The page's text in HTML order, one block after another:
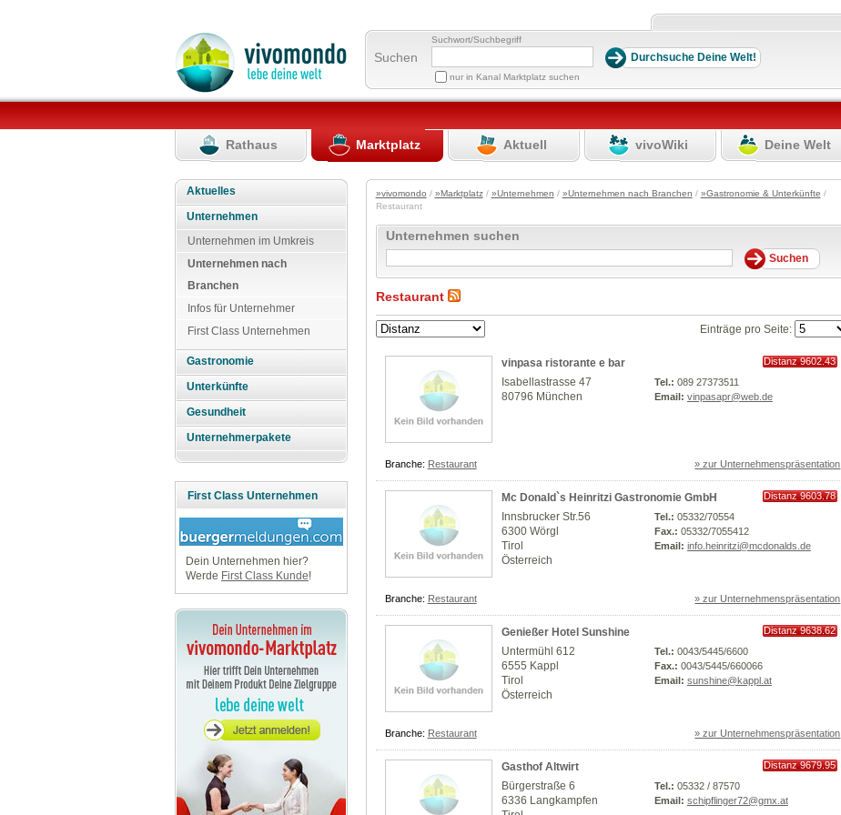
Suchen
Suchwort/Suchbegriff
nur in Kanal Marktplatz suchen
Rathaus Marktplatz Aktuell vivoWiki Deine Welt
Aktuelles
Unternehmen
Unternehmen im Umkreis
Unternehmen nach
Branchen
Infos für Unternehmer
First Class Unternehmen
Gastronomie
Unterkünfte
Gesundheit
Unternehmerpakete
First Class Unternehmen
Dein Unternehmen hier?
Werde First Class Kunde!
»vivomondo / »Marktplatz/ »Unternehmen / »Unternehmen nach Branchen / »Gastronomie & Unterkünfte /
Restaurant
Unternehmen suchen
Restaurant
Einträge pro Seite:
vinpasa ristorante e bar
Distanz 9602.43
Isabellastrasse 47
80796 München
Tel.: 089 27373511
Email: vinpasapr@web.de
Branche: Restaurant » zur Unternehmenspräsentation
Mc Donald`s Heinritzi Gastronomie GmbH
Distanz 9603.78
Innsbrucker Str.56
6300 Wörgl
Tirol
Österreich
Tel.: 05332/70554
Fax.: 05332/7055412
Email: info.heinritzi@mcdonalds.de
Branche: Restaurant » zur Unternehmenspräsentation
Genießer Hotel Sunshine
Distanz 9638.62
Untermühl 612
6555 Kappl
Tirol
Österreich
Tel.: 0043/5445/6600
Fax.: 0043/5445/660066
Email: sunshine@kappl.at
Branche: Restaurant » zur Unternehmenspräsentation
Gasthof Altwirt
Distanz 9679.95
Bürgerstraße 6
6336 Langkampfen
Tel.: 05332 / 87570
Email: schipflinger72@gmx.at